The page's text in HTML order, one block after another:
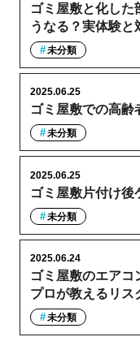
ゴミ屋敷と化した
うなる？実体験と
未分類
ゴミ屋敷での高齢
2025.06.25
未分類
ゴミ屋敷片付け後
2025.06.25
未分類
ゴミ屋敷のエアコ
プロが教えるリス
2025.06.24
未分類